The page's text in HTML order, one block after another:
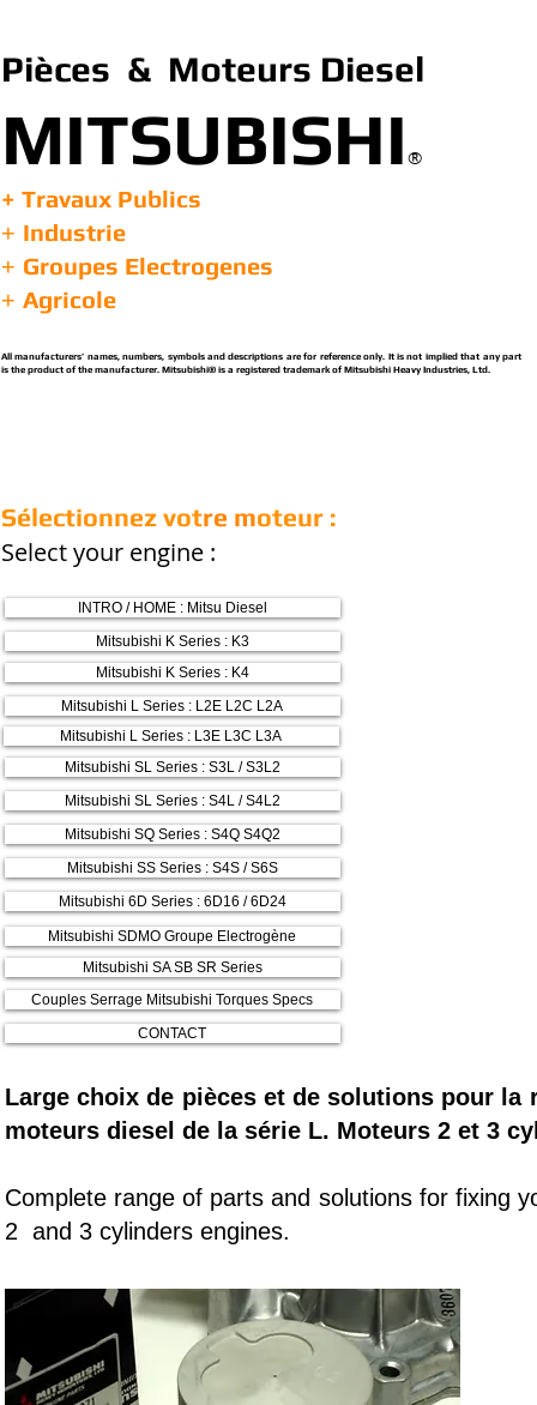
Pièces & Moteurs Diesel
MITSUBISHI ®
+ Travaux Publics
+ Industrie
+ Groupes Electrogenes
+ Agricole
All manufacturers’ names, numbers, symbols and descriptions are for reference only. It is not implied that any part
is the product of the manufacturer. Mitsubishi® is a registered trademark of Mitsubishi Heavy Industries, Ltd.
Large choix de pièces et de solutions pour la
moteurs diesel de la série L. Moteurs 2 et 3
Complete range of parts and solutions for fixing
2 and 3 cylinders engines.
Mitsubishi SL Series : S3L / S3L2
Mitsubishi SQ Series : S4Q S4Q2
Mitsubishi SS Series : S4S / S6S
Couples Serrage Mitsubishi Torques Specs
CONTACT
Mitsubishi K Series : K3
INTRO / HOME : Mitsu Diesel
Mitsubishi L Series : L2E L2C L2A
Mitsubishi SL Series : S4L / S4L2
Mitsubishi 6D Series : 6D16 / 6D24
Mitsubishi SA SB SR Series
Sélectionnez votre moteur :
Select your engine :
Mitsubishi L Series : L3E L3C L3A
Mitsubishi SDMO Groupe Electrogène
Mitsubishi K Series : K4